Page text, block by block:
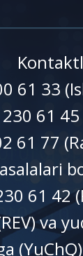
61 33
61
61 77
61 42
va